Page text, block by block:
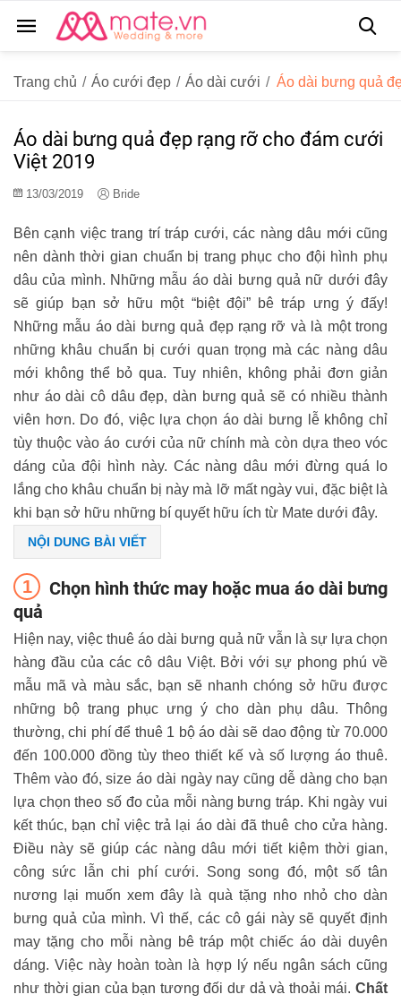
Trang chủ / Áo cưới đẹp / Áo dài cưới / Áo dài bưng quả
Áo dài bưng quả đẹp rạng rỡ cho đám cưới
Việt 2019
13/03/2019 Bride
Bên cạnh việc trang trí tráp cưới, các nàng dâu mới cũng
nên dành thời gian chuẩn bị trang phục cho đội hình phụ
dâu của mình. Những mẫu áo dài bưng quả nữ dưới đây
sẽ giúp bạn sở hữu một “biệt đội” bê tráp ưng ý đấy!
Những mẫu áo dài bưng quả đẹp rạng rỡ và là một trong
những khâu chuẩn bị cưới quan trọng mà các nàng dâu
mới không thể bỏ qua. Tuy nhiên, không phải đơn giản
như áo dài cô dâu đẹp, dàn bưng quả sẽ có nhiều thành
viên hơn. Do đó, việc lựa chọn áo dài bưng lễ không chỉ
tùy thuộc vào áo cưới của nữ chính mà còn dựa theo vóc
dáng của đội hình này. Các nàng dâu mới đừng quá lo
lắng cho khâu chuẩn bị này mà lỡ mất ngày vui, đặc biệt là
khi bạn sở hữu những bí quyết hữu ích từ Mate dưới đây.
NỘI DUNG BÀI VIẾT
Chọn hình thức may hoặc mua áo dài bưng
quả
Hiện nay, việc thuê áo dài bưng quả nữ vẫn là sự lựa chọn
hàng đầu của các cô dâu Việt. Bởi với sự phong phú về
mẫu mã và màu sắc, bạn sẽ nhanh chóng sở hữu được
những bộ trang phục ưng ý cho dàn phụ dâu. Thông
thường, chi phí để thuê 1 bộ áo dài sẽ dao động từ 70.000
đến 100.000 đồng tùy theo thiết kế và số lượng áo thuê.
Thêm vào đó, size áo dài ngày nay cũng dễ dàng cho bạn
lựa chọn theo số đo của mỗi nàng bưng tráp. Khi ngày vui
kết thúc, bạn chỉ việc trả lại áo dài đã thuê cho cửa hàng.
Điều này sẽ giúp các nàng dâu mới tiết kiệm thời gian,
công sức lẫn chi phí cưới. Song song đó, một số tân
nương lại muốn xem đây là quà tặng nho nhỏ cho dàn
bưng quả của mình. Vì thế, các cô gái này sẽ quyết định
may tặng cho mỗi nàng bê tráp một chiếc áo dài duyên
dáng. Việc này hoàn toàn là hợp lý nếu ngân sách cũng
như thời gian của bạn tương đối dư dả và thoải mái. Chất